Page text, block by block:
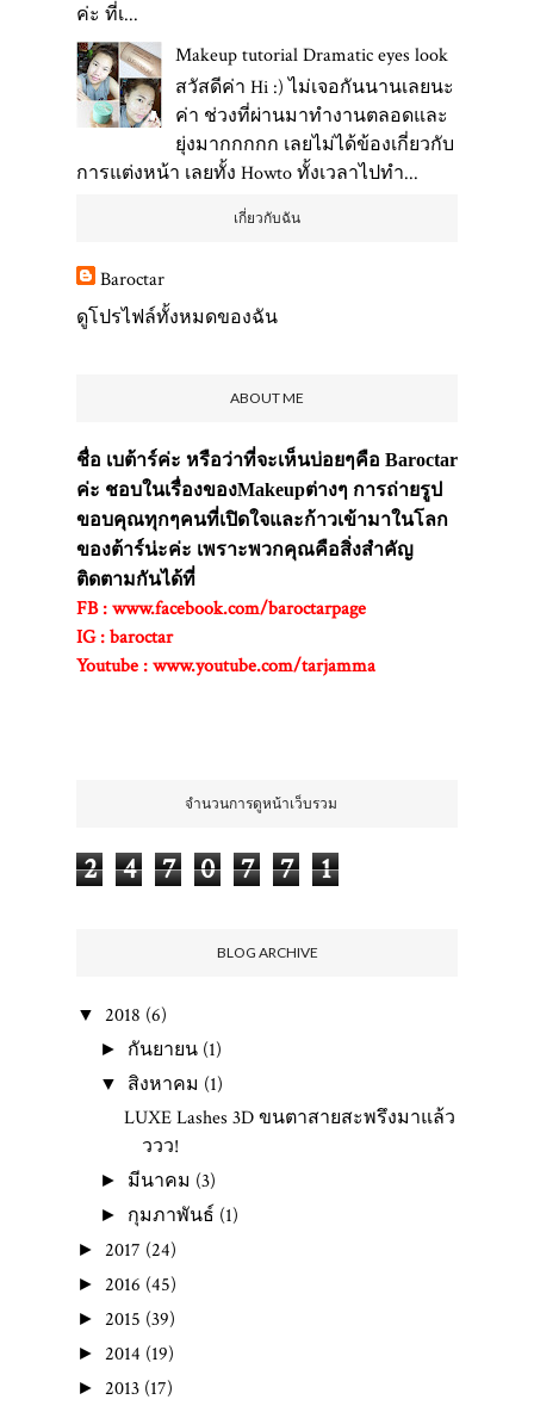
ค่ะ ที่เ...
Makeup tutorial Dramatic eyes look
สวัสดีค่า Hi :) ไม่เจอกันนานเลยนะ
ค่า ช่วงที่ผ่านมาทำงานตลอดและ
ยุ่งมากกกกก เลยไม่ได้ข้องเกี่ยวกับ
การแต่งหน้า เลยทั้ง Howto ทั้งเวลาไปทำ...
เกี่ยวกับฉัน
Baroctar
ดูโปรไฟล์ทั้งหมดของฉัน
ABOUT ME
ชื่อ เบต้าร์ค่ะ หรือว่าที่จะเห็นบ่อยๆคือ Baroctar
ค่ะ ชอบในเรื่องของMakeupต่างๆ การถ่ายรูป
ขอบคุณทุกๆคนที่เปิดใจและก้าวเข้ามาในโลก
ของต้าร์น่ะค่ะ เพราะพวกคุณคือสิ่งสำคัญ
ติดตามกันได้ที่
FB : www.facebook.com/baroctarpage
IG : baroctar
Youtube : www.youtube.com/tarjamma
จำนวนการดูหน้าเว็บรวม
2 4 7 0 7 7 1
BLOG ARCHIVE
▼ 2018 (6)
► กันยายน (1)
▼ สิงหาคม (1)
LUXE Lashes 3D ขนตาสายสะพรึงมาแล้ว
ววว!
► มีนาคม (3)
► กุมภาพันธ์ (1)
► 2017 (24)
► 2016 (45)
► 2015 (39)
► 2014 (19)
► 2013 (17)